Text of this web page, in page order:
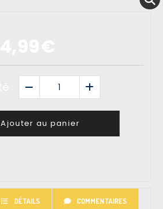
Ajouter au panier
DÉTAILS COMMENTAIRES